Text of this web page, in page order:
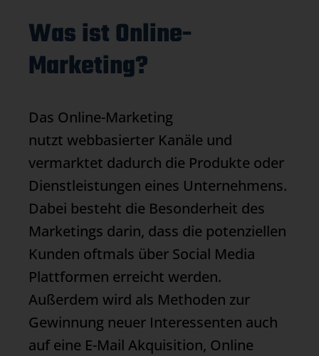
Was ist Online-
Marketing?
Das Online-Marketing
nutzt webbasierter Kanäle und
vermarktet dadurch die Produkte oder
Dienstleistungen eines Unternehmens.
Dabei besteht die Besonderheit des
Marketings darin, dass die potenziellen
Kunden oftmals über Social Media
Plattformen erreicht werden.
Außerdem wird als Methoden zur
Gewinnung neuer Interessenten auch
auf eine E-Mail Akquisition, Online